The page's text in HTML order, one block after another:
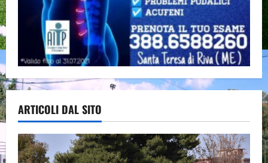
ARTICOLI DAL SITO